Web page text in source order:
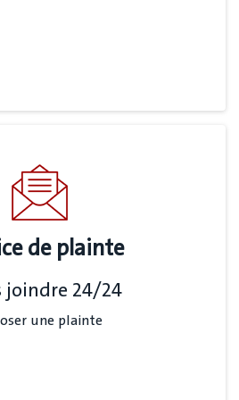
de plainte
joindre 24/24
une plainte